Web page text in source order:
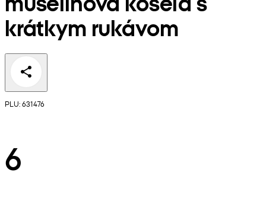
krátkym rukávom
PLU: 631476
6